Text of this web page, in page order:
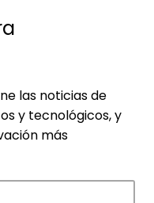
las noticias de
y tecnológicos, y
más